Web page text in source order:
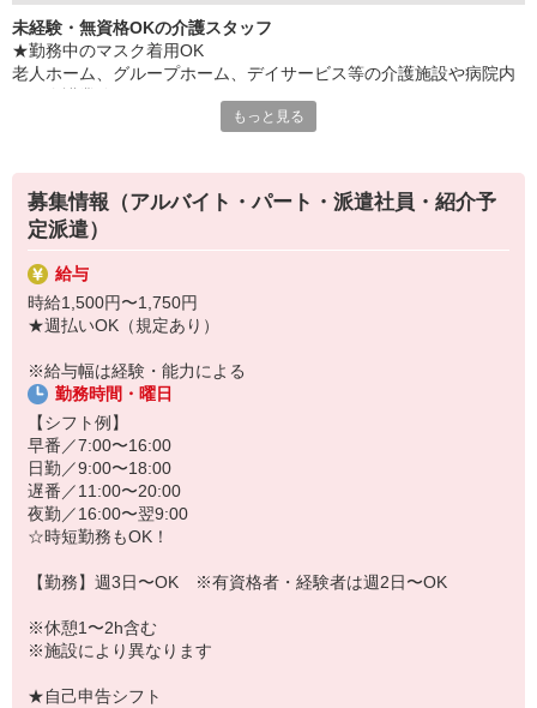
＼ 無資格・未経験からスタート可能 ／
手に職をつけて、長く安定した仕事に就きたい・・・
そうお考えの方は介護業界にご注目を！
高齢社会が進む昨今、今後も高い需要が見込まれ
たくさんの方に喜んでもらえるお仕事です◎
経験を積んで、資格を取って、
積み上げていくスキルは、一生モノの技術として今後ずっと役に
立つはず。
また、ライフステージの変化にも対応しやすいのもポイントで
す！
そんな長く活躍できる業界で、正社員を目指しませんか？
あなたのやる気や向上心を全力で応援します♪
未経験・無資格OKの介護スタッフ
★勤務中のマスク着用OK
老人ホーム、グループホーム、デイサービス等の介護施設や病院内
・薬やおしぼりの準備などのケア
・体操や季節ごとのレクリエーション
・歩行、車椅子の介助
・見守り
※施設により異なります
★施設内は冷暖房完備！いつでも快適にお仕事できますよ！
あなたのスキルに合わせて少しずつお仕事をお願いしていきます。
20代・30代・40代・50代・60代、
若手からミドル、中高年（エルダー）、シニア世代まで幅広く活躍
中！
「こんな時だからこそ、しっかり稼いでおきたい！」
「すぐに働けるところはないかな…」
「しっかり稼げるアルバイトを探してる。」
もっと見る
募集情報（アルバイト・パート・派遣社員・紹介予
定派遣）
給与
時給1,500円〜1,750円
★週払いOK（規定あり）
※給与幅は経験・能力による
勤務時間・曜日
【シフト例】
早番／7:00〜16:00
日勤／9:00〜18:00
遅番／11:00〜20:00
夜勤／16:00〜翌9:00
☆時短勤務もOK！
【勤務】週3日〜OK ※有資格者・経験者は週2日〜OK
※休憩1〜2h含む
※施設により異なります
★自己申告シフト